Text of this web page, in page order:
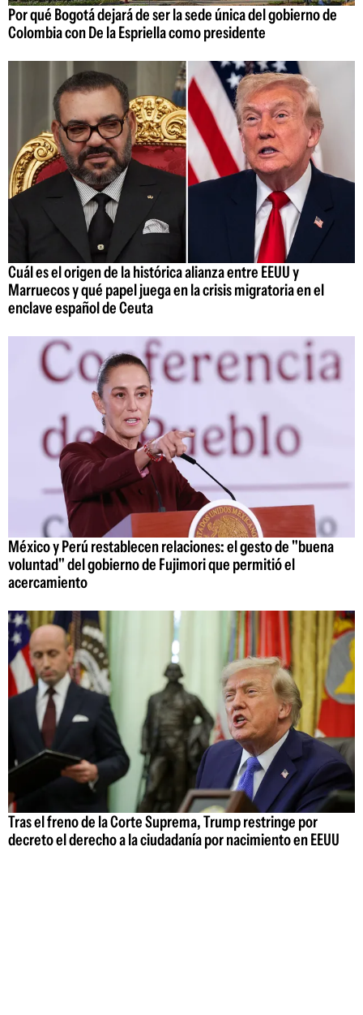
Por qué Bogotá dejará de ser la sede única del gobierno de
Colombia con De la Espriella como presidente
Cuál es el origen de la histórica alianza entre EEUU y
Marruecos y qué papel juega en la crisis migratoria en el
enclave español de Ceuta
México y Perú restablecen relaciones: el gesto de "buena
voluntad" del gobierno de Fujimori que permitió el
acercamiento
Tras el freno de la Corte Suprema, Trump restringe por
decreto el derecho a la ciudadanía por nacimiento en EEUU